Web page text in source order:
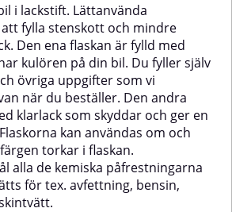
bensin,
och om igen utan att färgen
torkar i flaskan. Bättringsfärgen
tål alla de kemiska
påfrestningarna bilar normalt
utsätts för tex. avfettning, bensin,
polering, och maskintvätt.
i lackstift. Lättanvända
fylla stenskott och mindre
Den ena flaskan är fylld med
kulören på din bil. Du fyller själv
övriga uppgifter som vi
när du beställer. Den andra
klarlack som skyddar och ger en
kan användas om och
torkar i flaskan.
alla de kemiska påfrestningarna
för tex. avfettning, bensin,